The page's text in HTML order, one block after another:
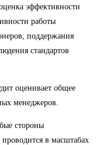
эффективности
работы
поддержания
стандартов
оценивает общее
менеджеров.
стороны
в масштабах